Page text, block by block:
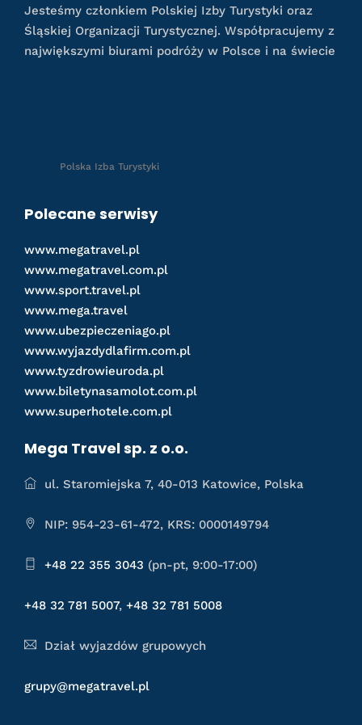
Jesteśmy członkiem Polskiej Izby Turystyki oraz
Śląskiej Organizacji Turystycznej. Współpracujemy z
największymi biurami podróży w Polsce i na świecie
Polska Izba Turystyki
Polecane serwisy
www.megatravel.pl
www.megatravel.com.pl
www.sport.travel.pl
www.mega.travel
www.ubezpieczeniago.pl
www.wyjazdydlafirm.com.pl
www.tyzdrowieuroda.pl
www.biletynasamolot.com.pl
www.superhotele.com.pl
Mega Travel sp. z o.o.
ul. Staromiejska 7, 40-013 Katowice, Polska
NIP: 954-23-61-472, KRS: 0000149794
+48 22 355 3043 (pn-pt, 9:00-17:00)
+48 32 781 5007, +48 32 781 5008
Dział wyjazdów grupowych
grupy@megatravel.pl